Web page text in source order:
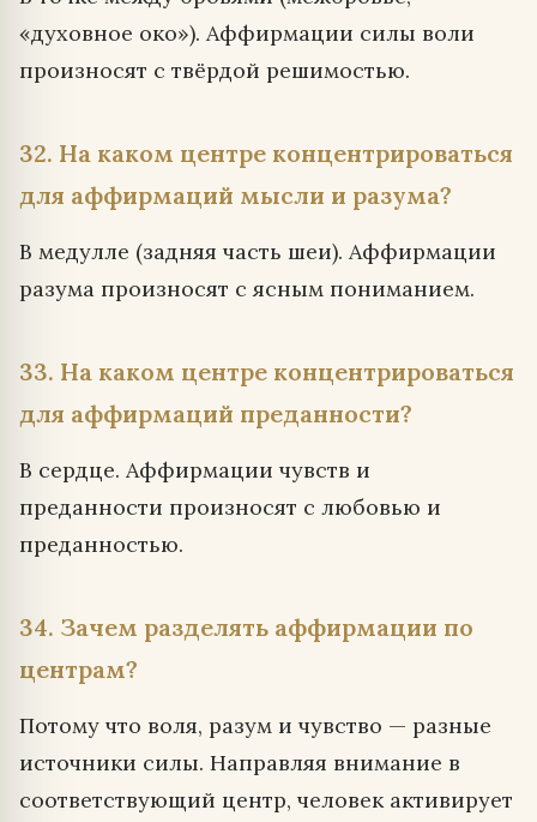
«духовное око»). Аффирмации силы воли
произносят с твёрдой решимостью.
32. На каком центре концентрироваться
для аффирмаций мысли и разума?
В медулле (задняя часть шеи). Аффирмации
разума произносят с ясным пониманием.
33. На каком центре концентрироваться
для аффирмаций преданности?
В сердце. Аффирмации чувств и
преданности произносят с любовью и
преданностью.
34. Зачем разделять аффирмации по
центрам?
Потому что воля, разум и чувство — разные
источники силы. Направляя внимание в
соответствующий центр, человек активирует